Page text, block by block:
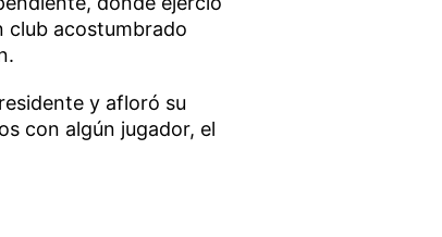
club acostumbrado
y afloró su
con algún jugador, el